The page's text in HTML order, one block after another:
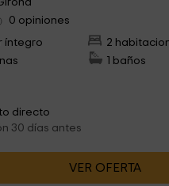
0 opiniones
íntegro
2
1 baños
directo
30 días antes
VER OFERTA